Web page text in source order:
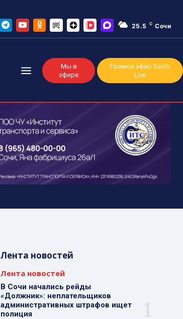
25.5 C Сочи
Мы в
эфире
Прямой эфир Sochi
Live
Лента новостей
Лента новостей
В Сочи начались рейды
«Должник»: неплательщиков
административных штрафов ищет
полиция